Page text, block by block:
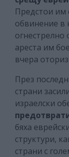
Предстои им
обвинение в
огнестрелно
ареста им
вчера
През
страни
израелски
бяха
структури,
страни с